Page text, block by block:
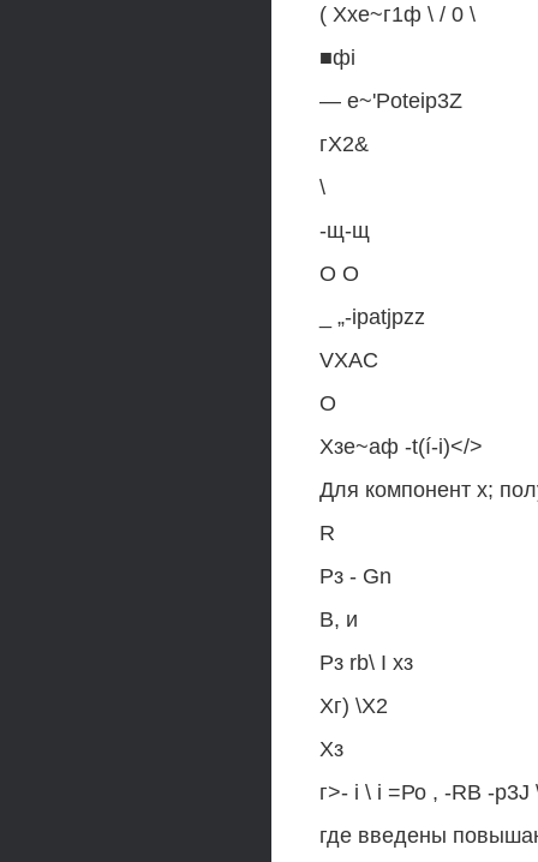
( Ххе~г1ф \ / 0 \
■фi
— e~'Poteip3Z
гХ2&
\
-щ-щ
О О
_ „-ipatjpzz
VXAC
О
Хзе~аф -t(í-i)</>
Для компонент х;
R
Рз - Gn
В, и
Рз rb\ I хз
Хг) \Х2
Хз
г>- i \ i =Ро , -RB -p3J
где введены